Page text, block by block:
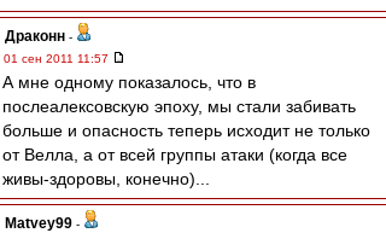
Драконн -
01 сен 2011 11:57
А мне одному показалось, что в
послеалексовскую эпоху, мы стали забивать
больше и опасность теперь исходит не только
от Велла, а от всей группы атаки (когда все
живы-здоровы, конечно)...
Matvey99 -